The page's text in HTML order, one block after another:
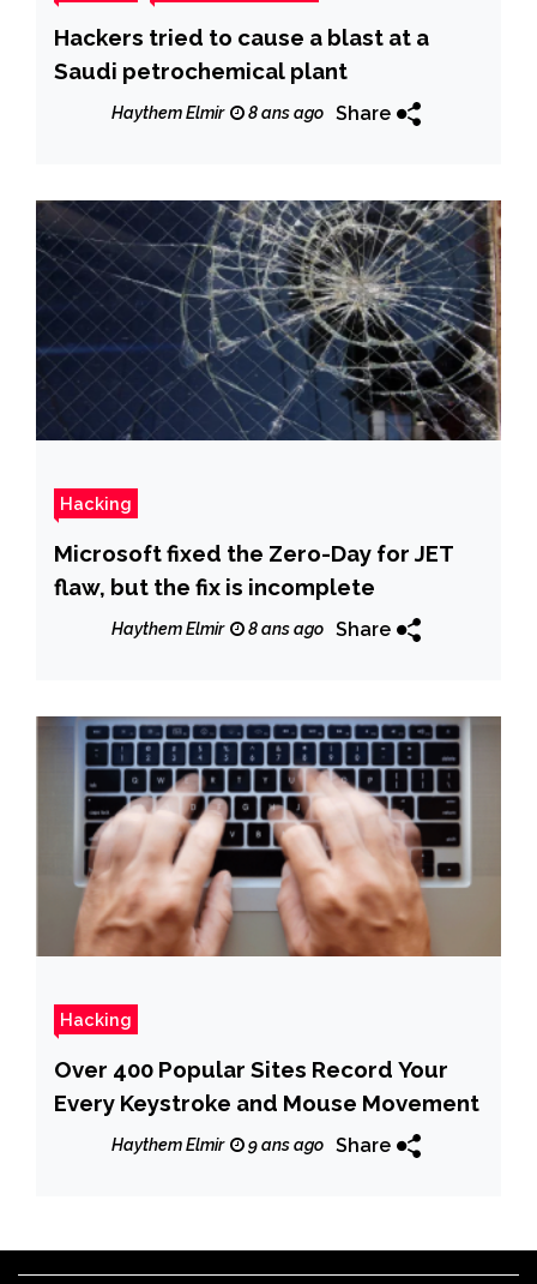
Hackers tried to cause a blast at a
Saudi petrochemical plant
Haythem Elmir 8 ans ago Share
Hacking
Microsoft fixed the Zero-Day for JET
flaw, but the fix is incomplete
Haythem Elmir 8 ans ago Share
Hacking
Over 400 Popular Sites Record Your
Every Keystroke and Mouse Movement
Haythem Elmir 9 ans ago Share